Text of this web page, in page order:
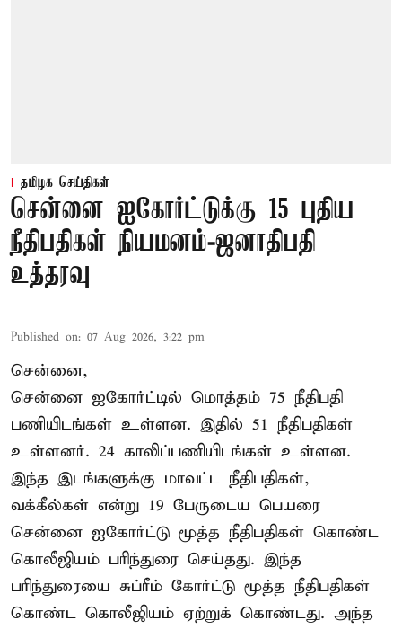
தமிழக செய்திகள்
சென்னை ஐகோர்ட்டுக்கு 15 புதிய
நீதிபதிகள் நியமனம்-ஜனாதிபதி
உத்தரவு
Published on: 07 Aug 2026, 3:22 pm
சென்னை,
சென்னை ஐகோர்ட்டில் மொத்தம் 75 நீதிபதி
பணியிடங்கள் உள்ளன. இதில் 51 நீதிபதிகள்
உள்ளனர். 24 காலிப்பணியிடங்கள் உள்ளன.
இந்த இடங்களுக்கு மாவட்ட நீதிபதிகள்,
வக்கீல்கள் என்று 19 பேருடைய பெயரை
சென்னை ஐகோர்ட்டு மூத்த நீதிபதிகள் கொண்ட
கொலீஜியம் பரிந்துரை செய்தது. இந்த
பரிந்துரையை சுப்ரீம் கோர்ட்டு மூத்த நீதிபதிகள்
கொண்ட கொலீஜியம் ஏற்றுக் கொண்டது. அந்த